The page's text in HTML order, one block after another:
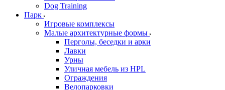
Dog Training
Парк
Игровые комплексы
Малые архитектурные формы
Перголы, беседки и арки
Лавки
Урны
Уличная мебель из HPL
Ограждения
Велопарковки